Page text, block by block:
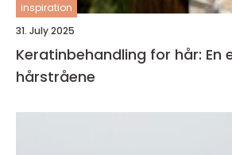
inspiration
31. July 2025
Keratinbehandling for hår: En
hårstråene